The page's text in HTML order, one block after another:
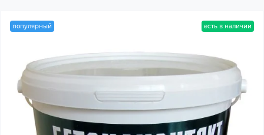
популярный есть в наличии